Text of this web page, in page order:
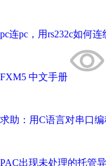
pc连pc，用rs232c如何连
FXM5 中文手册
求助：用C语言对串口编
PAC出现未处理的托管